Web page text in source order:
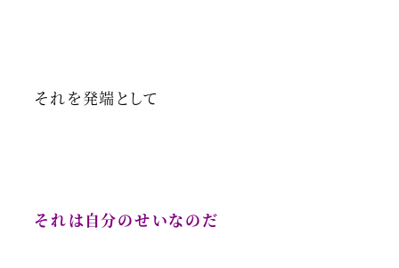
それを発端として
それは自分のせいなのだ